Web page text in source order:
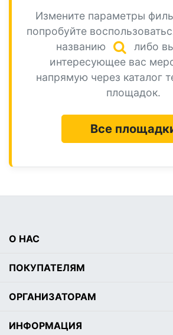
Измените параметры
попробуйте
названию
либо
интересующее вас
напрямую через каталог
площадок.
Все
О НАС
ПОКУПАТЕЛЯМ
ОРГАНИЗАТОРАМ
ИНФОРМАЦИЯ